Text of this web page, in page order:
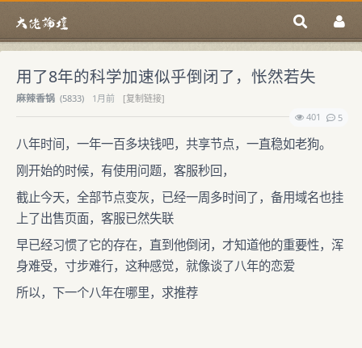
用了8年的科学加速似乎倒闭了，怅然若失
麻辣香锅 (5833) 1月前
[复制链接]
401
5
八年时间，一年一百多块钱吧，共享节点，一直稳如老狗。
刚开始的时候，有使用问题，客服秒回，
截止今天，全部节点变灰，已经一周多时间了，备用域名也挂
上了出售页面，客服已然失联
早已经习惯了它的存在，直到他倒闭，才知道他的重要性，浑
身难受，寸步难行，这种感觉，就像谈了八年的恋爱
所以，下一个八年在哪里，求推荐